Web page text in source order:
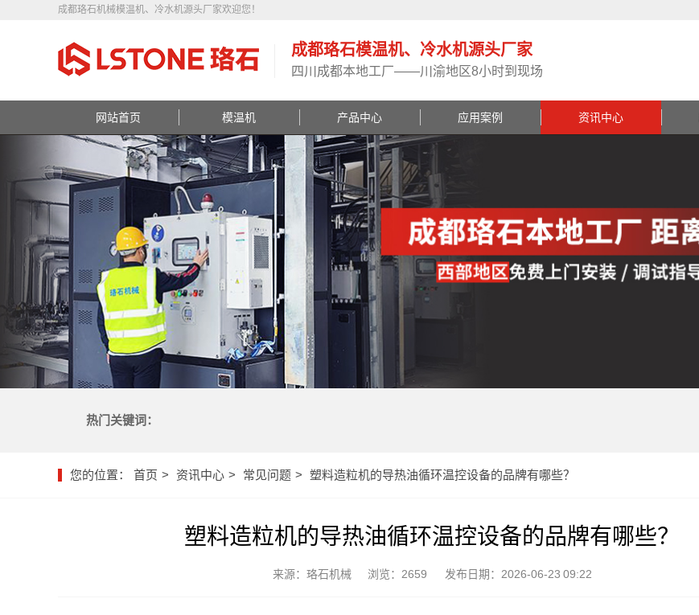
成都珞石机械模温机、冷水机源头厂家欢迎您！
成都珞石模温机、冷水机源头厂家
四川成都本地工厂——川渝地区8小时到现场
网站首页 模温机 产品中心 应用案例 资讯中心
热门关键词：
您的位置： 首页 资讯中心 常见问题 塑料造粒机的导热油循环温控设备的品牌有哪些？
塑料造粒机的导热油循环温控设备的品牌有哪些？
来源：珞石机械 浏览：2659 发布日期：2026-06-23 09:22